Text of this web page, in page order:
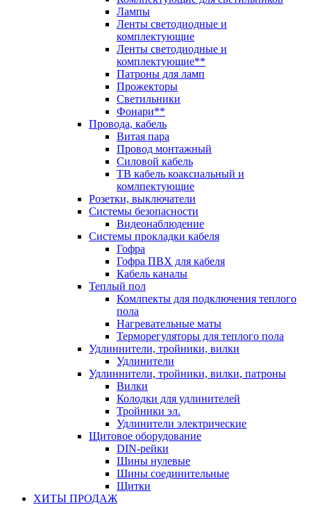
Лампы
Ленты светодиодные и
комплектующие
Ленты светодиодные и
комплектующие**
Патроны для ламп
Прожекторы
Светильники
Фонари**
Провода, кабель
Витая пара
Провод монтажный
Силовой кабель
ТВ кабель коаксиальный и
комлпектующие
Розетки, выключатели
Системы безопасности
Видеонаблюдение
Системы прокладки кабеля
Гофра
Гофра ПВХ для кабеля
Кабель каналы
Теплый пол
Комлпекты для подключения теплого
пола
Нагревательные маты
Терморегуляторы для теплого пола
Удлиннители, тройники, вилки
Удлинители
Удлиннители, тройники, вилки, патроны
Вилки
Колодки для удлинителей
Тройники эл.
Удлинители электрические
Щитовое оборудование
DIN-рейки
Шины нулевые
Шины соединительные
Щитки
ХИТЫ ПРОДАЖ